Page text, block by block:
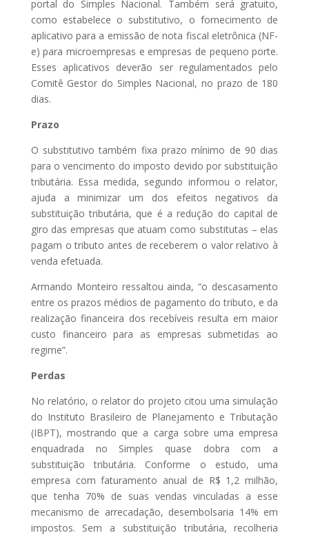
portal do Simples Nacional. Também será gratuito,
como estabelece o substitutivo, o fornecimento de
aplicativo para a emissão de nota fiscal eletrônica (NF-
e) para microempresas e empresas de pequeno porte.
Esses aplicativos deverão ser regulamentados pelo
Comitê Gestor do Simples Nacional, no prazo de 180
dias.
Prazo
O substitutivo também fixa prazo mínimo de 90 dias
para o vencimento do imposto devido por substituição
tributária. Essa medida, segundo informou o relator,
ajuda a minimizar um dos efeitos negativos da
substituição tributária, que é a redução do capital de
giro das empresas que atuam como substitutas – elas
pagam o tributo antes de receberem o valor relativo à
venda efetuada.
Armando Monteiro ressaltou ainda, “o descasamento
entre os prazos médios de pagamento do tributo, e da
realização financeira dos recebíveis resulta em maior
custo financeiro para as empresas submetidas ao
regime”.
Perdas
No relatório, o relator do projeto citou uma simulação
do Instituto Brasileiro de Planejamento e Tributação
(IBPT), mostrando que a carga sobre uma empresa
enquadrada no Simples quase dobra com a
substituição tributária. Conforme o estudo, uma
empresa com faturamento anual de R$ 1,2 milhão,
que tenha 70% de suas vendas vinculadas a esse
mecanismo de arrecadação, desembolsaria 14% em
impostos. Sem a substituição tributária, recolheria